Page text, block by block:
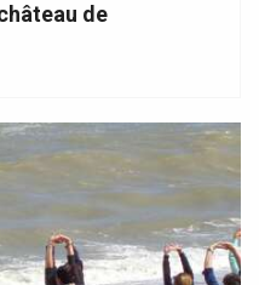
de